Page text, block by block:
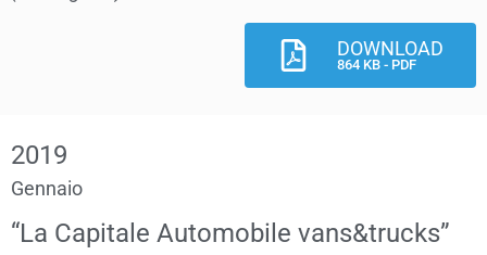
DOWNLOAD
864 KB - PDF
2019
Gennaio
“La Capitale Automobile vans&trucks”